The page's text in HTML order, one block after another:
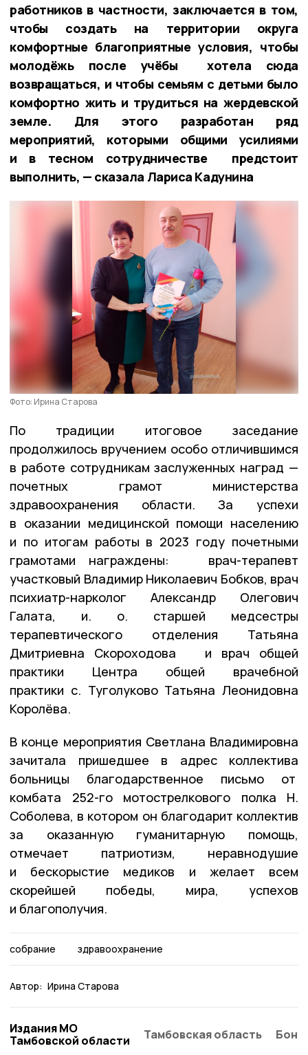
работников в частности, заключается в том,
чтобы создать на территории округа
комфортные благоприятные условия, чтобы
молодёжь после учёбы хотела сюда
возвращаться, и чтобы семьям с детьми было
комфортно жить и трудиться на жердевской
земле. Для этого разработан ряд
мероприятий, которыми общими усилиями
и в тесном сотрудничестве предстоит
выполнить, — сказала Лариса Кадунина
Фото: Ирина Старова
По традиции итоговое заседание
продолжилось вручением особо отличившимся
в работе сотрудникам заслуженных наград —
почетных грамот министерства
здравоохранения области. За успехи
в оказании медицинской помощи населению
и по итогам работы в 2023 году почетными
грамотами награждены: врач-терапевт
участковый Владимир Николаевич Бобков, врач
психиатр-нарколог Александр Олегович
Галата, и. о. старшей медсестры
терапевтического отделения Татьяна
Дмитриевна Скороходова и врач общей
практики Центра общей врачебной
практики с. Туголуково Татьяна Леонидовна
Королёва.
В конце мероприятия Светлана Владимировна
зачитала пришедшее в адрес коллектива
больницы благодарственное письмо от
комбата 252-го мотострелкового полка Н.
Соболева, в котором он благодарит коллектив
за оказанную гуманитарную помощь,
отмечает патриотизм, неравнодушие
и бескорыстие медиков и желает всем
скорейшей победы, мира, успехов
и благополучия.
собрание здравоохранение
Автор: Ирина Старова
Издания МО
Тамбовской области
Тамбовская область